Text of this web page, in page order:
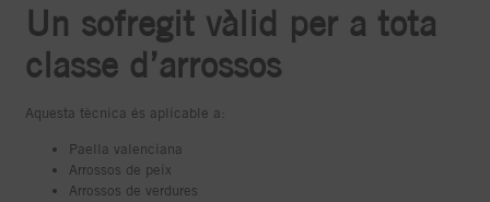
Un sofregit vàlid per a tota
classe d’arrossos
Aquesta tècnica és aplicable a:
Paella valenciana
Arrossos de peix
Arrossos de verdures